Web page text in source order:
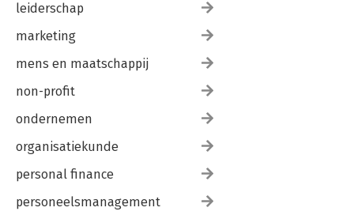
leiderschap
marketing
mens en maatschappij
non-profit
ondernemen
organisatiekunde
personal finance
personeelsmanagement